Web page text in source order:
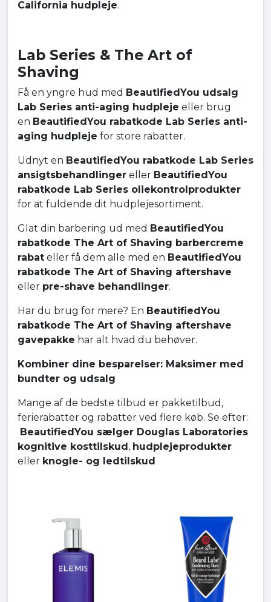
California hudpleje.
Lab Series & The Art of
Shaving
Få en yngre hud med BeautifiedYou udsalg
Lab Series anti-aging hudpleje eller brug
en BeautifiedYou rabatkode Lab Series anti-
aging hudpleje for store rabatter.
Udnyt en BeautifiedYou rabatkode Lab Series
ansigtsbehandlinger eller BeautifiedYou
rabatkode Lab Series oliekontrolprodukter
for at fuldende dit hudplejesortiment.
Glat din barbering ud med BeautifiedYou
rabatkode The Art of Shaving barbercreme
rabat eller få dem alle med en BeautifiedYou
rabatkode The Art of Shaving aftershave
eller pre-shave behandlinger.
Har du brug for mere? En BeautifiedYou
rabatkode The Art of Shaving aftershave
gavepakke har alt hvad du behøver.
Kombiner dine besparelser: Maksimer med
bundter og udsalg
Mange af de bedste tilbud er pakketilbud,
ferierabatter og rabatter ved flere køb. Se efter:
BeautifiedYou sælger Douglas Laboratories
kognitive kosttilskud , hudplejeprodukter
eller knogle- og ledtilskud